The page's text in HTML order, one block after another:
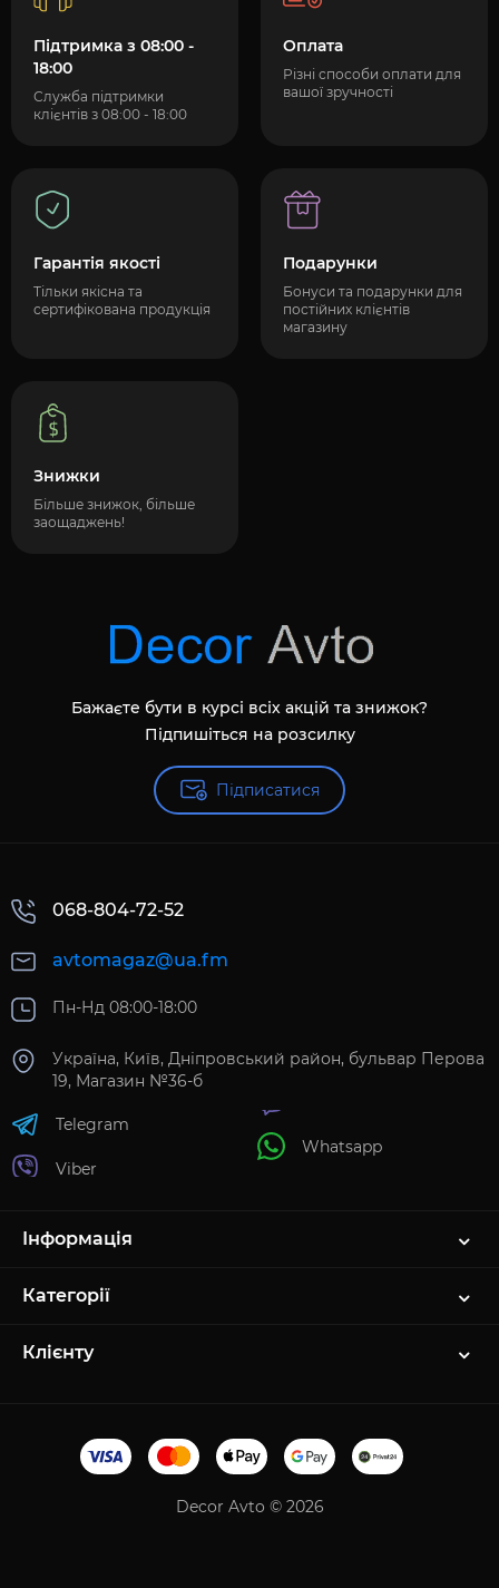
Підтримка з 08:00 -
18:00
Служба підтримки
клієнтів з 08:00 - 18:00
Оплата
Різні способи оплати для
вашої зручності
Гарантія якості
Тільки якісна та
сертифікована продукція
Подарунки
Бонуси та подарунки для
постійних клієнтів
магазину
Знижки
Більше знижок, більше
заощаджень!
Бажаєте бути в курсі всіх акцій та знижок?
Підпишіться на розсилку
Підписатися
068-804-72-52
avtomagaz@ua.fm
Пн-Нд 08:00-18:00
Україна, Київ, Дніпровський район, бульвар Перова
19, Магазин №36-б
Telegram
Viber
Whatsapp
Інформація
Категорії
Клієнту
Decor Avto © 2026